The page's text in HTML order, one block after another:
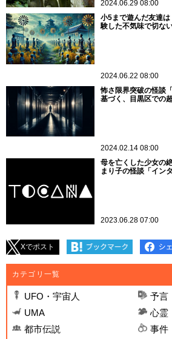
2024.06.29 08:00
小5まで遊んだ友達
験した不気味で切な
2024.06.22 08:00
怖さ限界突破の怪談
基づく、目黒区での
2024.02.14 08:00
母を亡くした少女の
まり子の怪談「イン
2023.06.28 07:00
Xでポスト
カテゴリ一覧
UFO・宇宙人
予言
UMA
心霊
都市伝説
事件